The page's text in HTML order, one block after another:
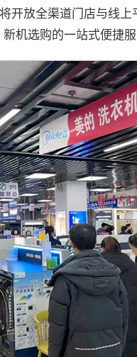
开放全渠道门店与线上
机选购的一站式便捷服